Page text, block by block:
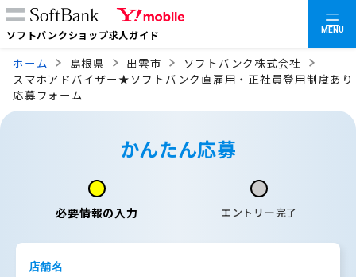
ソフトバンクショップ求人ガイド MENU
ホーム 島根県 出雲市
ソフトバンク株式会社
スマホアドバイザー★ソフトバンク直雇用・正社員登用制度あり
応募フォーム
かんたん応募
必要情報の入力 エントリー完了
店舗名